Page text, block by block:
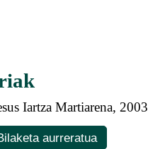
Iartza Martiarena, 2003
aurreratua